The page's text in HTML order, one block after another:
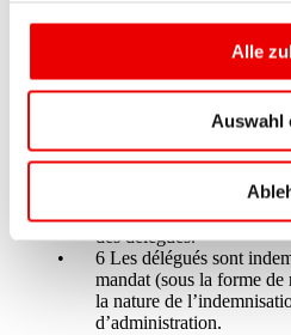
Alle
Auswahl
classification et de la
5 La décision de
l’assemblée des
section (voir art. 7 et 8
propositions dites
des délégués (voir art. 17
propositions
doivent être présentées
des délégués.
6 Les délégués sont
mandat (sous la forme
la nature de
d’administration.